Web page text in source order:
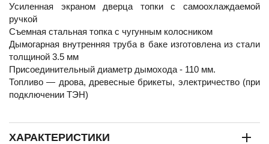
Усиленная экраном дверца топки с самоохлаждаемой
ручкой
Съемная стальная топка с чугунным колосником
Дымогарная внутренняя труба в баке изготовлена из стали
толщиной 3.5 мм
Присоединительный диаметр дымохода - 110 мм.
Топливо — дрова, древесные брикеты, электричество (при
подключении ТЭН)
ХАРАКТЕРИСТИКИ